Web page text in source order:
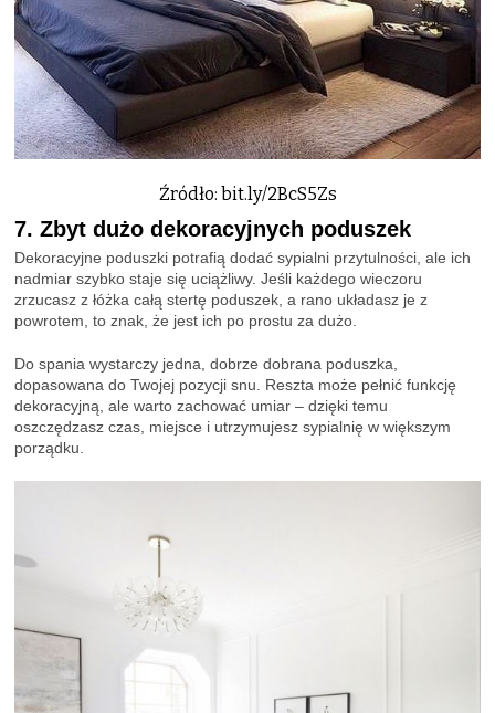
Źródło: bit.ly/2BcS5Zs
7. Zbyt dużo dekoracyjnych poduszek
Dekoracyjne poduszki potrafią dodać sypialni przytulności, ale ich
nadmiar szybko staje się uciążliwy. Jeśli każdego wieczoru
zrzucasz z łóżka całą stertę poduszek, a rano układasz je z
powrotem, to znak, że jest ich po prostu za dużo.
Do spania wystarczy jedna, dobrze dobrana poduszka,
dopasowana do Twojej pozycji snu. Reszta może pełnić funkcję
dekoracyjną, ale warto zachować umiar – dzięki temu
oszczędzasz czas, miejsce i utrzymujesz sypialnię w większym
porządku.